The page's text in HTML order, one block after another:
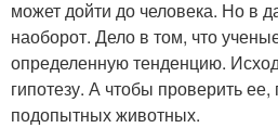
может дойти до человека. Но в
наоборот. Дело в том, что
определенную тенденцию.
гипотезу. А чтобы проверить
подопытных животных.